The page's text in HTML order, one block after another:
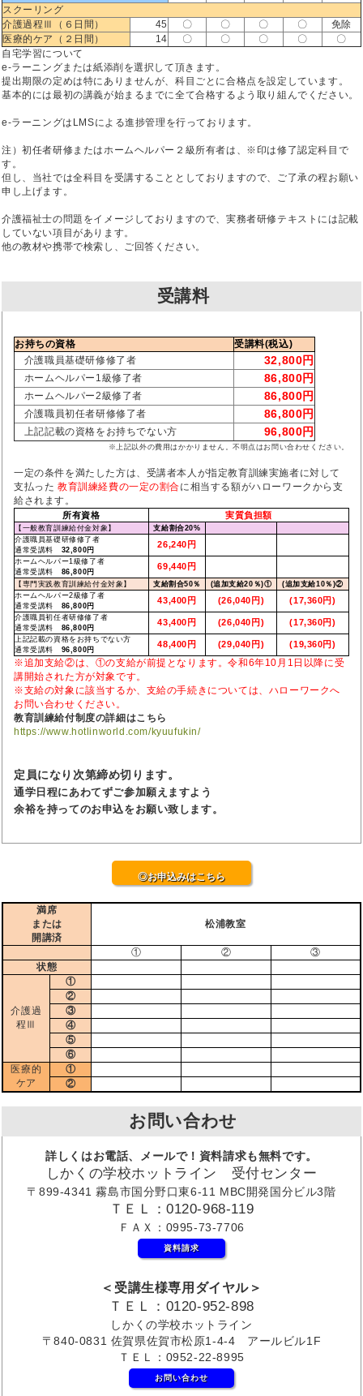
スクーリング
介護過程Ⅲ（６日間）
45 〇 〇 〇 〇
免除
医療的ケア（２日間）
14 〇 〇 〇 〇
〇
自宅学習について
e-ラーニングまたは紙添削を選択して頂きます。
提出期限の定めは特にありませんが、科目ごとに合格点を設定しています。
基本的には最初の講義が始まるまでに全て合格するよう取り組んでください。
e-ラーニングはLMSによる進捗管理を行っております。
注）初任者研修またはホームヘルパー２級所有者は、※印は修了認定科目で
す。
但し、当社では全科目を受講することとしておりますので、ご了承の程お願い
申し上げます。
介護福祉士の問題をイメージしておりますので、実務者研修テキストには記載
していない項目があります。
他の教材や携帯で検索し、ご回答ください。
受講料
お持ちの資格
受講料(税込)
介護職員基礎研修修了者
32,800円
ホームヘルパー1級修了者 86,800円
ホームヘルパー2級修了者 86,800円
介護職員初任者研修修了者 86,800円
上記記載の資格をお持ちでない方 96,800円
※上記以外の費用はかかりません。不明点はお問い合わせください。
一定の条件を満たした方は、受講者本人が指定教育訓練実施者に対して
支払った 教育訓練経費の一定の割合に相当する額がハローワークから支
給されます。
所有資格 実質負担額
【一般教育訓練給付金対象】 支給割合20%
介護職員基礎研修修了者
通常受講料 32,800円
26,240円
ホームヘルパー1級修了者
通常受講料 86,800円
69,440円
【専門実践教育訓練給付金対象】 支給割合50％ (追加支給20％)① (追加支給10％)②
ホームヘルパー2級修了者
通常受講料 86,800円
43,400円 (26,040円) (17,360円)
介護職員初任者研修修了者
通常受講料 86,800円
43,400円 (26,040円) (17,360円)
上記記載の資格をお持ちでない方
通常受講料 96,800円
48,400円 (29,040円) (19,360円)
※追加支給②は、①の支給が前提となります。令和6年10月1日以降に受
講開始された方が対象です。
※支給の対象に該当するか、支給の手続きについては、ハローワークへ
お問い合わせください。
教育訓練給付制度の詳細はこちら
https://www.hotlinworld.com/kyuufukin/
定員になり次第締め切ります。
通学日程にあわてずご参加願えますよう
余裕を持ってのお申込をお願い致します。
◎お申込みはこちら
満席
または
開講済
松浦教室
① ②
③
状態
介護過
程Ⅲ
①
②
③
④
⑤
⑥
医療的
ケア
①
②
お問い合わせ
詳しくはお電話、メールで！資料請求も無料です。
しかくの学校ホットライン 受付センター
〒899-4341 霧島市国分野口東6-11 MBC開発国分ビル3階
ＴＥＬ：0120-968-119
ＦＡＸ：0995-73-7706
資料請求
＜受講生様専用ダイヤル＞
ＴＥＬ：0120-952-898
しかくの学校ホットライン
〒840-0831 佐賀県佐賀市松原1-4-4 アールビル1F
ＴＥＬ：0952-22-8995
お問い合わせ